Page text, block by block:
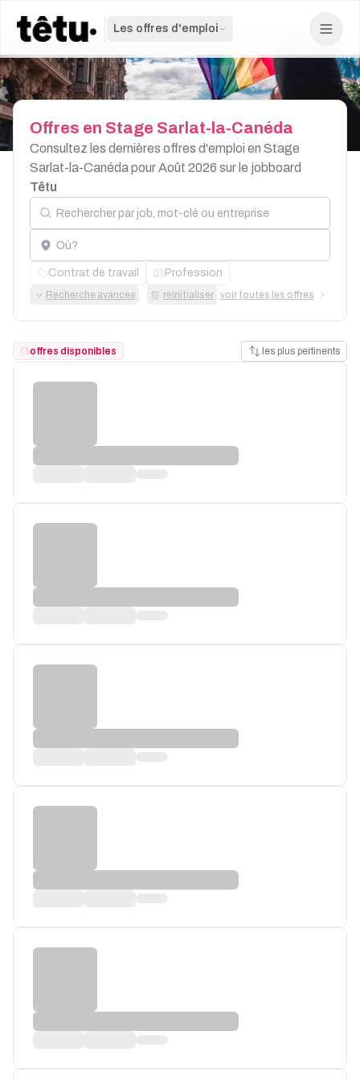
Les offres d'emploi
Offres en Stage Sarlat-la-Canéda
Consultez les dernières offres d'emploi en Stage
Sarlat-la-Canéda pour Août 2026 sur le jobboard
Têtu
Rechercher par job, mot-clé ou entreprise
Localisation
Contrat de travail Profession
Recherche avancée réinitialiser voir toutes les offres
offres disponibles les plus pertinents